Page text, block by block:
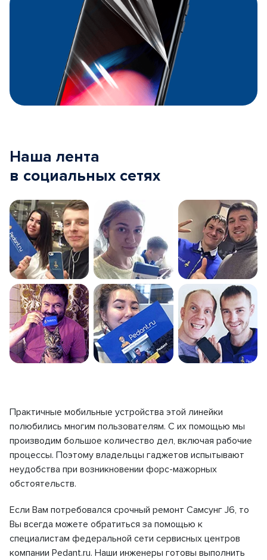
Наша лента
в социальных сетях
Практичные мобильные устройства этой линейки
полюбились многим пользователям. С их помощью мы
производим большое количество дел, включая рабочие
процессы. Поэтому владельцы гаджетов испытывают
неудобства при возникновении форс-мажорных
обстоятельств.
Если Вам потребовался срочный ремонт Самсунг J6, то
Вы всегда можете обратиться за помощью к
специалистам федеральной сети сервисных центров
компании Pedant.ru. Наши инженеры готовы выполнить